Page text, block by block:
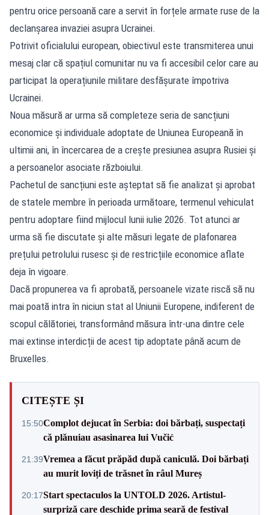
pentru orice persoană care a servit în forțele armate ruse de la
declanșarea invaziei asupra Ucrainei.
Potrivit oficialului european, obiectivul este transmiterea unui
mesaj clar că spațiul comunitar nu va fi accesibil celor care au
participat la operațiunile militare desfășurate împotriva
Ucrainei.
Noua măsură ar urma să completeze seria de sancțiuni
economice și individuale adoptate de Uniunea Europeană în
ultimii ani, în încercarea de a crește presiunea asupra Rusiei și
a persoanelor asociate războiului.
Pachetul de sancțiuni este așteptat să fie analizat și aprobat
de statele membre în perioada următoare, termenul vehiculat
pentru adoptare fiind mijlocul lunii iulie 2026. Tot atunci ar
urma să fie discutate și alte măsuri legate de plafonarea
prețului petrolului rusesc și de restricțiile economice aflate
deja în vigoare.
Dacă propunerea va fi aprobată, persoanele vizate riscă să nu
mai poată intra în niciun stat al Uniunii Europene, indiferent de
scopul călătoriei, transformând măsura într-una dintre cele
mai extinse interdicții de acest tip adoptate până acum de
Bruxelles.
CITEȘTE ȘI
15:50Complot dejucat în Serbia: doi bărbați, suspectați
că plănuiau asasinarea lui Vučić
21:39Vremea a făcut prăpăd după caniculă. Doi bărbați
au murit loviți de trăsnet în râul Mureș
20:17Start spectaculos la UNTOLD 2026. Artistul-
surpriză care deschide prima seară de festival